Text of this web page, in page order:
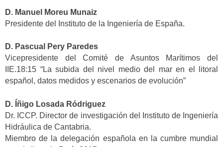
D. Manuel Moreu Munaiz
Presidente del Instituto de la Ingeniería de España.
D. Pascual Pery Paredes
Vicepresidente del Comité de Asuntos Marítimos del
IIE.18:15 “La subida del nivel medio del mar en el litoral
español, datos medidos y escenarios de evolución”
D. Íñigo Losada Ródriguez
Dr. ICCP. Director de investigación del Instituto de Ingeniería
Hidráulica de Cantabria.
Miembro de la delegación española en la cumbre mundial